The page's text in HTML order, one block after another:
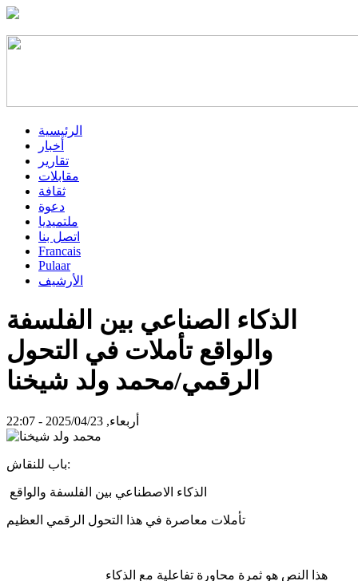
الرئيسية
أخبار
تقارير
مقابلات
ثقافة
دعوة
ملتميديا
اتصل بنا
Francais
Pulaar
الأرشيف
الذكاء الصناعي بين الفلسفة
والواقع تأملات في التحول
الرقمي/محمد ولد شيخنا
أربعاء, 2025/04/23 - 22:07
باب للنقاش:
الذكاء الاصطناعي بين الفلسفة والواقع
تأملات معاصرة في هذا التحول الرقمي العظيم